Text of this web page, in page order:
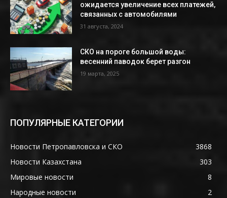
ожидается увеличение всех платежей,
связанных с автомобилями
31 августа, 2024
СКО на пороге большой воды:
весенний паводок берет разгон
19 марта, 2025
ПОПУЛЯРНЫЕ КАТЕГОРИИ
Новости Петропавловска и СКО
3868
Новости Казахстана
303
Мировые новости
8
Народные новости
2